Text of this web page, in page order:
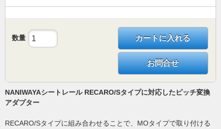
数量 カートに入れる
お問合せ
NANIWAYAシートレール RECARO/Sタイプに対応したピッチ変換
アダプター
RECARO/Sタイプに組み合わせることで、MOタイプで取り付ける